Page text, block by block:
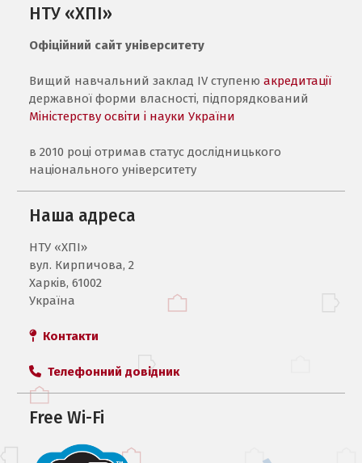
НТУ «ХПІ»
Офіційний сайт університету
Вищий навчальний заклад IV ступенюакредитації
державної форми власності, підпорядкований
Міністерству освіти і науки України
в 2010 році отримав статус дослідницького
національного університету
Наша адреса
НТУ «ХПI»
вул. Кирпичова, 2
Харків, 61002
Україна
Контакти
Телефонний довідник
Free Wi-Fi